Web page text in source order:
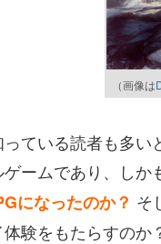
（画像は
ている読者も多い
ゲームであり、しか
になったのか？ そ
体験をもたらすの